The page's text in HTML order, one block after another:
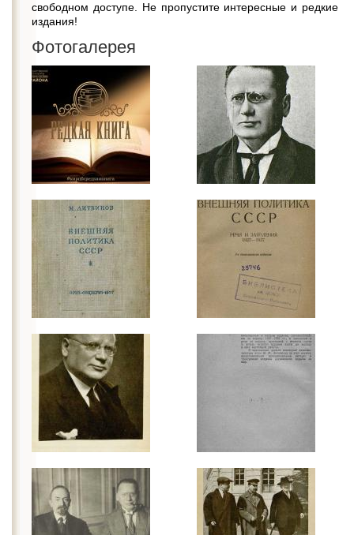
свободном доступе. Не пропустите интересные и редкие
издания!
Фотогалерея